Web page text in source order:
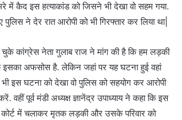
कैद इस हत्याकांड को जिसने भी देखा वो सहम गया.
पुलिस ने देर रात आरोपी को भी गिरफ्तार कर लिया था|
चुके कांग्रेस नेता गुलाब राज ने मांग की है कि हम लड़की
इसका अफसोस है. लेकिन जहां पर यह घटना हुई वहां
इस घटना को देखा वो पुलिस को सहयोग कर आरोपी
वहीं पूर्व मंडी अध्यक्ष ज्ञानेंद्र उपाध्याय ने कहा कि इस
में चलाकर मृतक लड़की और उसके परिवार को